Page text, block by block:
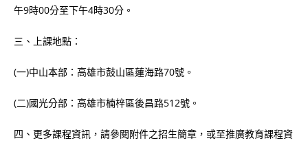
午9時00分至下午4時30分。
三、上課地點：
(一)中山本部：高雄市鼓山區蓮海路70號。
(二)國光分部：高雄市楠梓區後昌路512號。
四、更多課程資訊，請參閱附件之招生簡章，或至推廣教育課程資